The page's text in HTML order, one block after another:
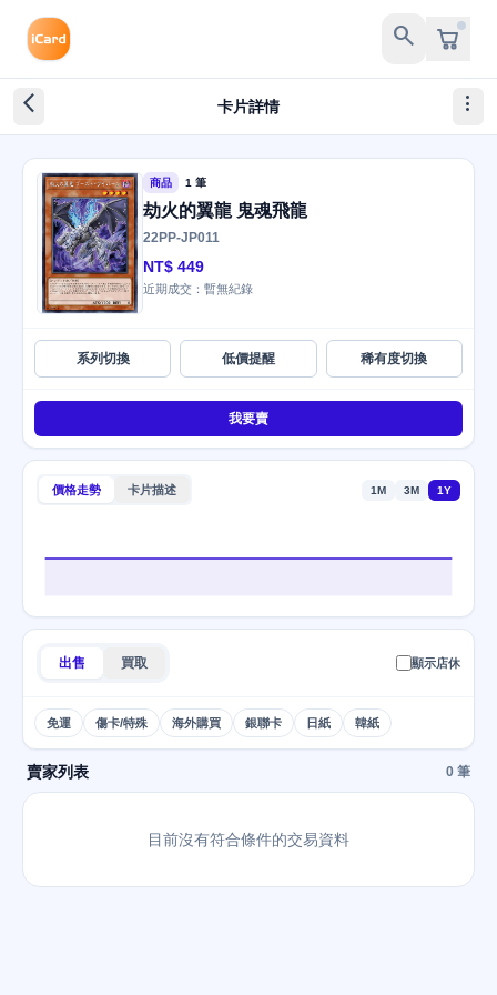
search
arrow_back_ios_new 卡片詳情 more_vert
商品 1 筆
劫火的翼龍 鬼魂飛龍
22PP-JP011
NT$ 449
近期成交：暫無紀錄
系列切換 低價提醒 稀有度切換
我要賣
價格走勢 卡片描述 1M 3M 1Y
出售 買取 顯示店休
免運 傷卡/特殊 海外購買 銀聯卡 日紙 韓紙
賣家列表 0 筆
目前沒有符合條件的交易資料